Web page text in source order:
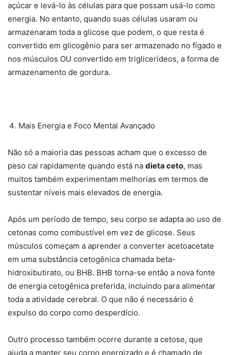
açúcar e levá-lo às células para que possam usá-lo como
energia. No entanto, quando suas células usaram ou
armazenaram toda a glicose que podem, o que resta é
convertido em glicogênio para ser armazenado no fígado e
nos músculos OU convertido em triglicerídeos, a forma de
armazenamento de gordura.
Mais Energia e Foco Mental Avançado
Não só a maioria das pessoas acham que o excesso de
peso cai rapidamente quando está na dieta ceto, mas
muitos também experimentam melhorias em termos de
sustentar níveis mais elevados de energia.
Após um período de tempo, seu corpo se adapta ao uso de
cetonas como combustível em vez de glicose. Seus
músculos começam a aprender a converter acetoacetate
em uma substância cetogênica chamada beta-
hidroxibutirato, ou BHB. BHB torna-se então a nova fonte
de energia cetogênica preferida, incluindo para alimentar
toda a atividade cerebral. O que não é necessário é
expulso do corpo como desperdício.
Outro processo também ocorre durante a cetose, que
ajuda a manter seu corpo energizado e é chamado de